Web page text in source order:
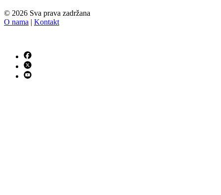
© 2026 Sva prava zadržana
O nama | Kontakt